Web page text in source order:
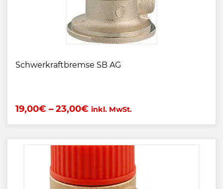
Schwerkraftbremse SB AG
19,00€ – 23,00€ inkl. MwSt.